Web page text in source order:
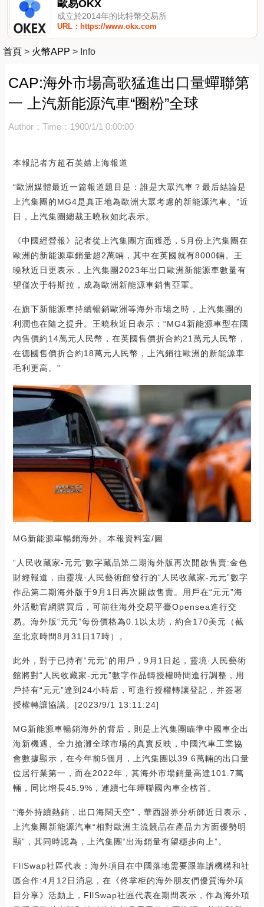
歐易OKX
成立於2014年的比特幣交易所
URL：https://www.okx.com
首頁 > 火幣APP > Info
CAP:海外市場高歌猛進出口量蟬聯第
一 上汽新能源汽車“圈粉”全球
Author： Time：1900/1/1 0:00:00
本報記者方超石英婧上海報道
“歐洲媒體最近一篇報道題目是：誰是大眾汽車？最后結論是
上汽集團的MG4是真正地為歐洲大眾考慮的新能源汽車。”近
日，上汽集團總裁王曉秋如此表示。
《中國經營報》記者從上汽集團方面獲悉，5月份上汽集團在
歐洲的新能源車銷量超2萬輛，其中在英國就有8000輛。王
曉秋近日更表示，上汽集團2023年出口歐洲新能源車數量有
望僅次于特斯拉，成為歐洲新能源車銷售亞軍。
在旗下新能源車持續暢銷歐洲等海外市場之時，上汽集團的
利潤也在隨之提升。王曉秋近日表示：“MG4新能源車型在國
內售價約14萬元人民幣，在英國售價折合約21萬元人民幣，
在德國售價折合約18萬元人民幣，上汽銷往歐洲的新能源車
毛利更高。”
MG新能源車暢銷海外。本報資料室/圖
“人民收藏家-元元”數字藏品第二期海外版再次開啟售賣:金色
財經報道，由靈境·人民藝術館發行的“人民收藏家-元元”數字
作品第二期海外版于9月1日再次開啟售賣。用戶在“元元”海
外活動官網購買后，可前往海外交易平臺Opensea進行交
易。海外版“元元”每份價格為0.1以太坊，約合170美元（截
至北京時間8月31日17時）。
此外，對于已持有“元元”的用戶，9月1日起，靈境·人民藝術
館將對“人民收藏家-元元”數字作品轉授權時間進行調整，用
戶持有“元元”達到24小時后，可進行授權轉讓登記，并簽署
授權轉讓協議。[2023/9/1 13:11:24]
MG新能源車暢銷海外的背后，則是上汽集團瞄準中國車企出
海新機遇、全力搶灘全球市場的真實反映，中國汽車工業協
會數據顯示，在今年前5個月，上汽集團以39.6萬輛的出口量
位居行業第一，而在2022年，其海外市場銷量高達101.7萬
輛，同比增長45.9%，連續七年蟬聯國內車企榜首。
“海外持續熱銷，出口海闊天空”，華西證券分析師近日表示，
上汽集團新能源汽車“相對歐洲主流競品在產品力方面優勢明
顯”，其同時認為，上汽集團“出海銷量有望穩步向上”。
FllSwap社區代表：海外項目在中國落地需要跟靠譜機構和社
區合作:4月12日消息，在《佟掌柜的海外朋友們優質海外項
目分享》活動上，FllSwap社區代表在期間表示，作為海外項